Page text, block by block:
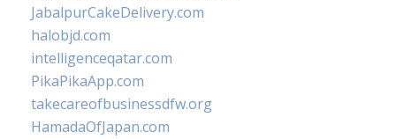
JabalpurCakeDelivery.com
halobjd.com
intelligenceqatar.com
PikaPikaApp.com
takecareofbusinessdfw.org
HamadaOfJapan.com